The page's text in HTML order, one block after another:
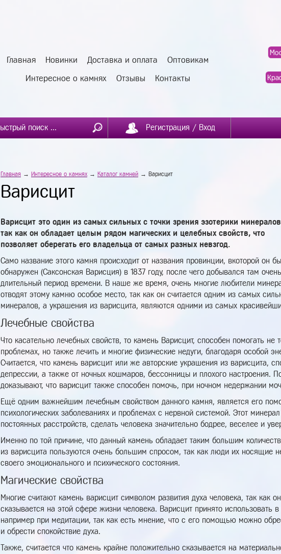
Главная Новинки Доставка и оплата Оптовикам
Интересное о камнях Отзывы Контакты
Регистрация / Вход
Главная → Интересное о камнях → Каталог камней → Варисцит
Варисцит
Варисцит это один из самых сильных с точки зрения эзотерики
так как он обладает целым рядом магических и целебных свойств, что
позволяет оберегать его владельца от самых разных невзгод.
Само название этого камня происходит от названия провинции, вкоторой он
обнаружен (Саксонская Варисция) в 1837 году, после чего добывался там очень
длительный период времени. В наше же время, очень многие любители
отводят этому камню особое место, так как он считается одним из самых
минералов, а украшения из варисцита, являются одними из самых
Лечебные свойства
Что касательно лечебных свойств, то камень Варисцит, способен помогать не
проблемах, но также лечить и многие физические недуги, благодаря особой
Считается, что камень варисцит или же авторские украшения из варисцита,
депрессии, а также от ночных кошмаров, бессонницы и плохого настроения.
доказывают, что варисцит также способен помочь, при ночном недержании
Ещё одним важнейшим лечебным свойством данного камня, является его
психологических заболеваниях и проблемах с нервной системой. Этот
постоянных расстройств, сделать человека значительно бодрее, веселее и
Именно по той причине, что данный камень обладает таким большим
из варисцита пользуются очень большим спросом, так как люди их носящие
своего эмоционального и психического состояния.
Магические свойства
Многие считают камень варисцит символом развития духа человека, так как
сказывается на этой сфере жизни человека. Варисцит принято использовать
например при медитации, так как есть мнение, что с его помощью можно
и обрести спокойствие духа.
Также, считается что камень крайне положительно сказывается на